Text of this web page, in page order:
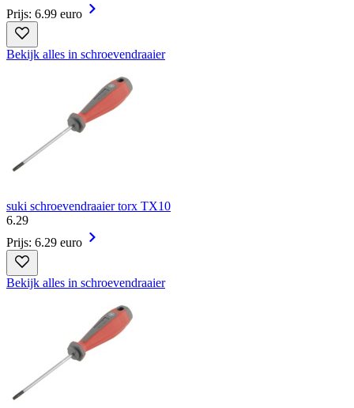
Prijs: 6.99 euro
Bekijk alles in schroevendraaier
suki schroevendraaier torx TX10
6.29
Prijs: 6.29 euro
Bekijk alles in schroevendraaier